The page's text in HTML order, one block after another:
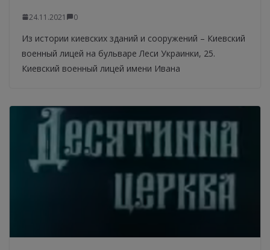
24.11.2021 0
Из истории киевских зданий и сооружений – Киевский
военный лицей на бульваре Леси Украинки, 25.
Киевский военный лицей имени Ивана